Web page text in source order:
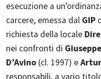
esecuzione a
carcere, emessa dal GIP
richiesta della locale
nei confronti di
D’Avino (cl. 1997) e
responsabili, a vario